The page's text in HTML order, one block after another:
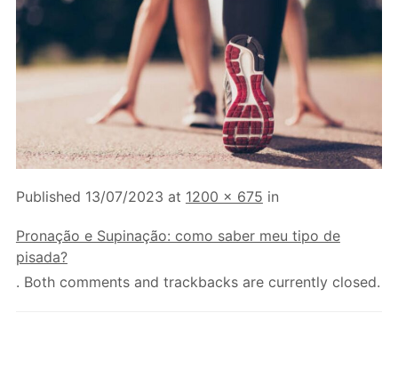
Published 13/07/2023 at 1200 × 675 in
Pronação e Supinação: como saber meu tipo de
pisada?
. Both comments and trackbacks are currently closed.